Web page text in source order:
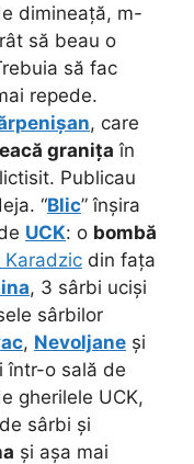
dimineață, m-
să beau o
să fac
repede.
, care
granița în
Publicau
“Blic” înșira
UCK: o bombă
Karadzic din fața
, 3 sârbi uciși
sârbilor
, Nevoljane și
într-o sală de
gherilele UCK,
sârbi și
și așa mai